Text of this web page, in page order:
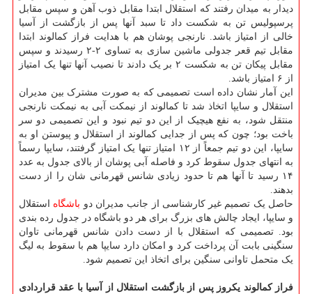
دیدار به میدان رفتند که استقلال ابتدا مقابل ذوب آهن و سپس مقابل
پرسپولیس تن به شکست داد تا سبد آنها پس از بازگشت از آسیا
خالی از امتیاز باشد. نارنجی پوشان هم با هدایت فراز کمالوند ابتدا
مقابل تیم قعر جدولی ماشین سازی به تساوی ۲-۲ رسیدند و سپس
مقابل پیکان تن به شکست ۲ بر یک دادند تا نصیب آنها تنها یک امتیاز
از ۶ امتیاز باشد.
این آمار نشان داده است تصمیمی که به صورت مشترک بین مدیران
استقلال و سایپا اتخاذ شد تا کمالوند از نیمکت آبی به نیمکت نارنجی
منتقل شود، به نفع هیچیک از این دو تیم نبود و این تصمیمی دو سر
باخت بود؛ چون که پس از جدایی کمالوند از استقلال و پیوستن او به
سایپا، این دو تیم جمعاً از ۱۲ امتیاز تنها یک امتیاز گرفتند، سایپا رسماً
به انتهای جدول سقوط کرد و فاصله آبی پوشان از بالای جدول به عدد
۱۴ رسید تا آنها هم تا حدود زیادی شانس قهرمانی شان را از دست
بدهند.
حاصل یک تصمیم غیر کارشناسی از جانب مدیران دو باشگاه استقلال
و سایپا، ایجاد چالش های بزرگ برای هر دو باشگاه در جدول رده بندی
بود. تصمیمی که استقلال با از دست دادن شانس قهرمانی تاوان
سنگینی بابت آن پرداخت کرد و امکان دارد سایپا هم با سقوط به لیگ
یک متحمل تاوانی سنگین برای اتخاذ این تصمیم شود.
فراز کمالوند یکروز پس از بازگشت استقلال از آسیا با عقد قراردادی